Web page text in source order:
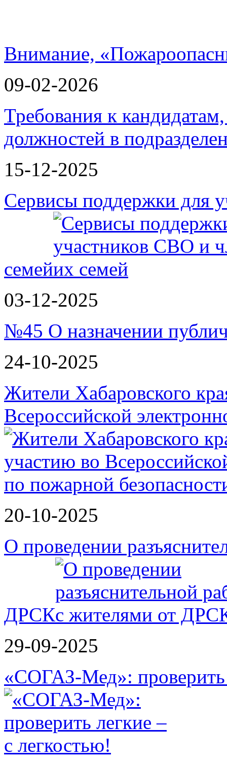
Внимание,
09-02-2026
Требования к
должностей в
15-12-2025
Сервисы поддержки для
семей
03-12-2025
№45 О назначении
24-10-2025
Жители Хабаровского
Всероссийской
20-10-2025
О проведении
ДРСК
29-09-2025
«СОГАЗ-Мед»: проверить